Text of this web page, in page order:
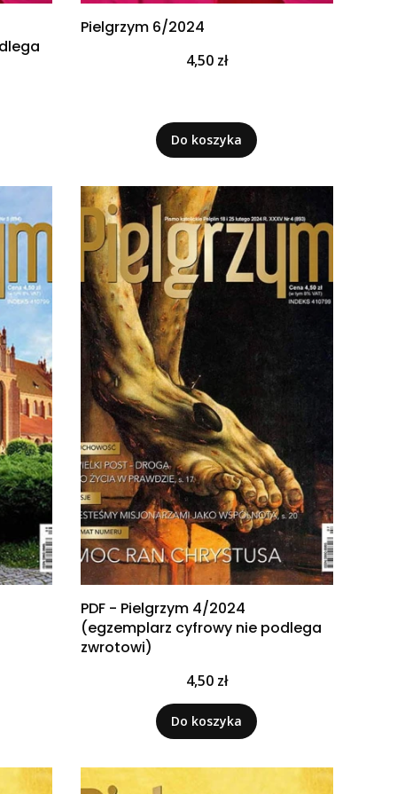
Pielgrzym 6/2024
Cena
4,50 zł
Do koszyka
PDF - Pielgrzym 4/2024
(egzemplarz cyfrowy nie podlega
zwrotowi)
Cena
4,50 zł
Do koszyka